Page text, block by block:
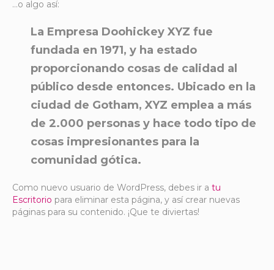
…o algo así:
La Empresa Doohickey XYZ fue
fundada en 1971, y ha estado
proporcionando cosas de calidad al
público desde entonces. Ubicado en la
ciudad de Gotham, XYZ emplea a más
de 2.000 personas y hace todo tipo de
cosas impresionantes para la
comunidad gótica.
Como nuevo usuario de WordPress, debes ir a tu
Escritorio para eliminar esta página, y así crear nuevas
páginas para su contenido. ¡Que te diviertas!